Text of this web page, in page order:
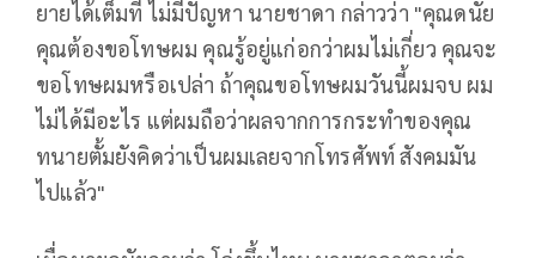
ยายได้เต็มที่ ไม่มีปัญหา นายชาดา กล่าวว่า "คุณดนัย
คุณต้องขอโทษผม คุณรู้อยู่แก่อกว่าผมไม่เกี่ยว คุณจะ
ขอโทษผมหรือเปล่า ถ้าคุณขอโทษผมวันนี้ผมจบ ผม
ไม่ได้มีอะไร แต่ผมถือว่าผลจากการกระทำของคุณ
ทนายตั้มยังคิดว่าเป็นผมเลยจากโทรศัพท์ สังคมมัน
ไปแล้ว"